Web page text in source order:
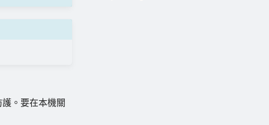
。要在本機關